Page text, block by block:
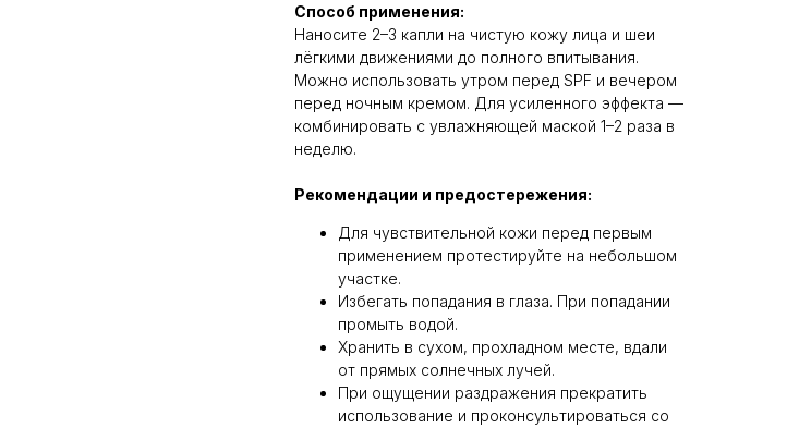
Способ применения:
Наносите 2–3 капли на чистую кожу лица и шеи
лёгкими движениями до полного впитывания.
Можно использовать утром перед SPF и вечером
перед ночным кремом. Для усиленного эффекта —
комбинировать с увлажняющей маской 1–2 раза в
неделю.
Рекомендации и предостережения:
Для чувствительной кожи перед первым
применением протестируйте на небольшом
участке.
Избегать попадания в глаза. При попадании
промыть водой.
Хранить в сухом, прохладном месте, вдали
от прямых солнечных лучей.
При ощущении раздражения прекратить
использование и проконсультироваться со